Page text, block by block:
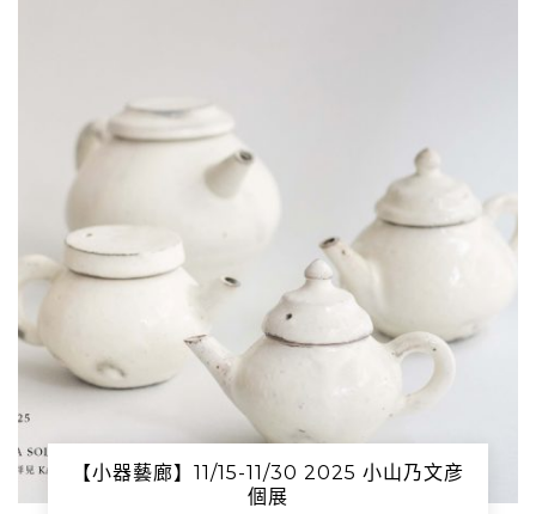
【小器藝廊】11/15-11/30 2025 小山乃文彦
個展